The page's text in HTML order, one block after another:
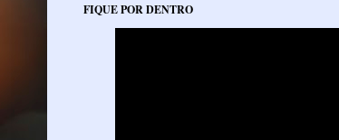
FIQUE POR DENTRO